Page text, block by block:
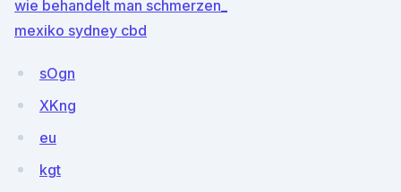
wie behandelt man schmerzen_
mexiko sydney cbd
sOgn
XKng
eu
kgt